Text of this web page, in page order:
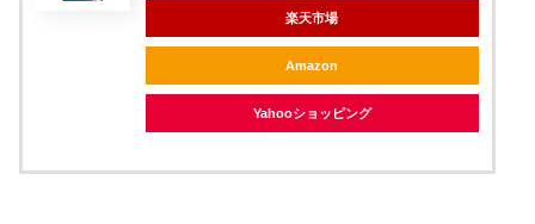
楽天市場
Amazon
Yahooショッピング